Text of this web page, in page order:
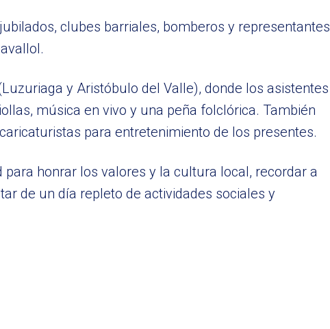
clubes barriales, bomberos y representantes
y Aristóbulo del Valle), donde los asistentes
música en vivo y una peña folclórica. También
para entretenimiento de los presentes.
honrar los valores y la cultura local, recordar a
de un día repleto de actividades sociales y